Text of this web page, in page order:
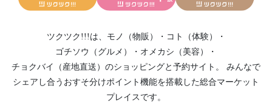
ツクツク!!!は、 モノ（物販） ・ コト（体験）
・
ゴチソウ（グルメ）
・ オメカシ（美容）
・
チョクバイ（産地直送） のショッピングと予約サイト。
みんなで
シェアし合う おすそ分けポイント機能を搭載した総合マーケット
プレイスです。